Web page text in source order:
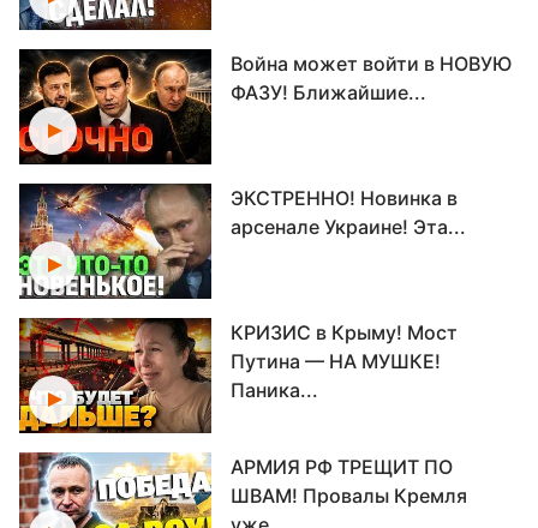
Война может войти в НОВУЮ
ФАЗУ! Ближайшие...
ЭКСТРЕННО! Новинка в
арсенале Украине! Эта...
КРИЗИС в Крыму! Мост
Путина — НА МУШКЕ!
Паника...
АРМИЯ РФ ТРЕЩИТ ПО
ШВАМ! Провалы Кремля